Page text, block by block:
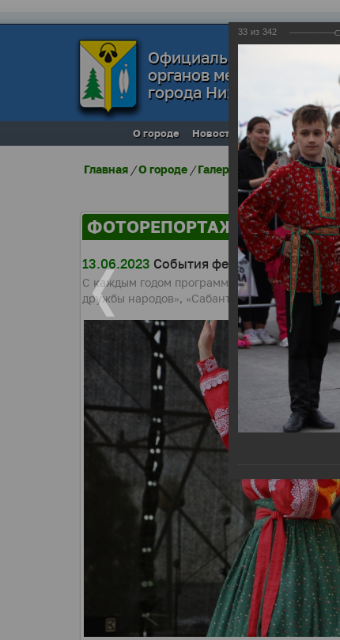
Официальный сайт
органов местного
города Нижневартовска
О городе Новости Местное
Главная /О городе /Галерея города/
ФОТОРЕПОРТАЖИ
13.06.2023 События фестиваля
С каждым годом программа фестиваля
дружбы народов», «Сабантуй», «Город
33 из 342